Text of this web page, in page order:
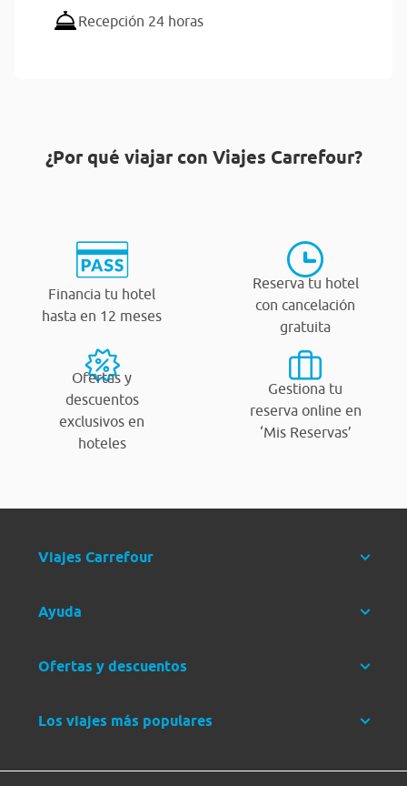
Recepción 24 horas
¿Por qué viajar con Viajes Carrefour?
Financia tu hotel
hasta en 12 meses
Reserva tu hotel
con cancelación
gratuita
Ofertas y
descuentos
exclusivos en
hoteles
Gestiona tu
reserva online en
‘Mis Reservas’
Viajes Carrefour
Ayuda
Ofertas y descuentos
Los viajes más populares